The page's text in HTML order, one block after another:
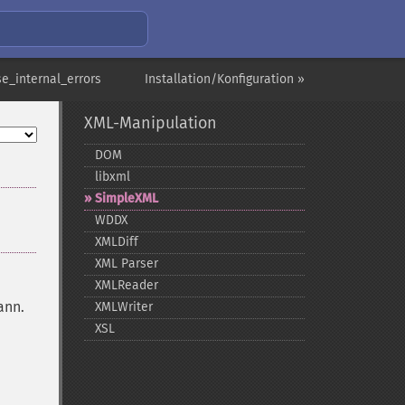
Installation/Konfiguration »
XML-Manipulation
DOM
libxml
SimpleXML
WDDX
XMLDiff
XML Parser
XMLReader
XMLWriter
XSL